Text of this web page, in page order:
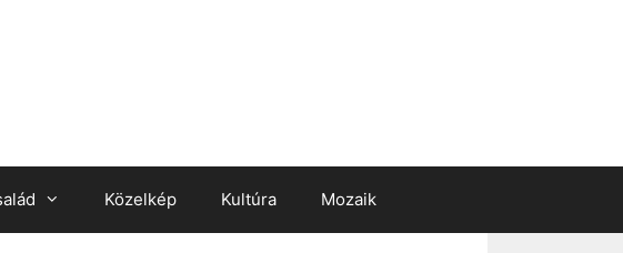
Közelkép Kultúra Mozaik